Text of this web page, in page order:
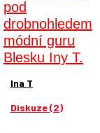
Ina T
Diskuze (2)